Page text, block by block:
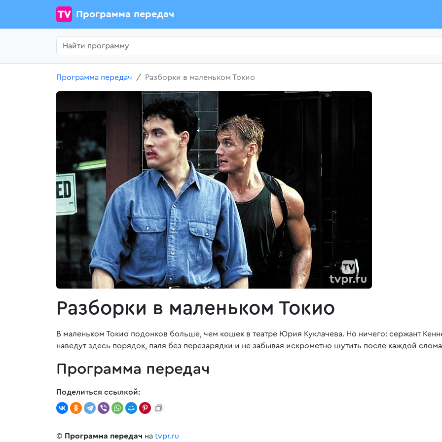
Программа передач
Программа передач Разборки в маленьком Токио
Разборки в маленьком Токио
В маленьком Токио подонков больше, чем кошек в театре Юрия Куклачева. Но ничего: сержант
наведут здесь порядок, паля без перезарядки и не забывая искрометно шутить после каждой
Программа передач
Поделиться ссылкой:
© Программа передач на tvpr.ru